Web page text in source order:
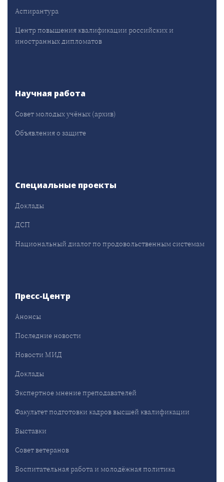
Аспирантура
Центр повышения квалификации российских и
иностранных дипломатов
Научная работа
Совет молодых учёных (архив)
Объявления о защите
Специальные проекты
Доклады
ДСП
Национальный диалог по продовольственным системам
Пресс-Центр
Анонсы
Последние новости
Новости МИД
Доклады
Экспертное мнение преподавателей
Факультет подготовки кадров высшей квалификации
Выставки
Совет ветеранов
Воспитательная работа и молодёжная политика